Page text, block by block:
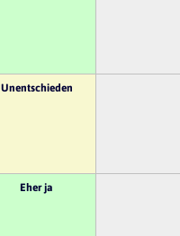
Unentschieden
Eher ja